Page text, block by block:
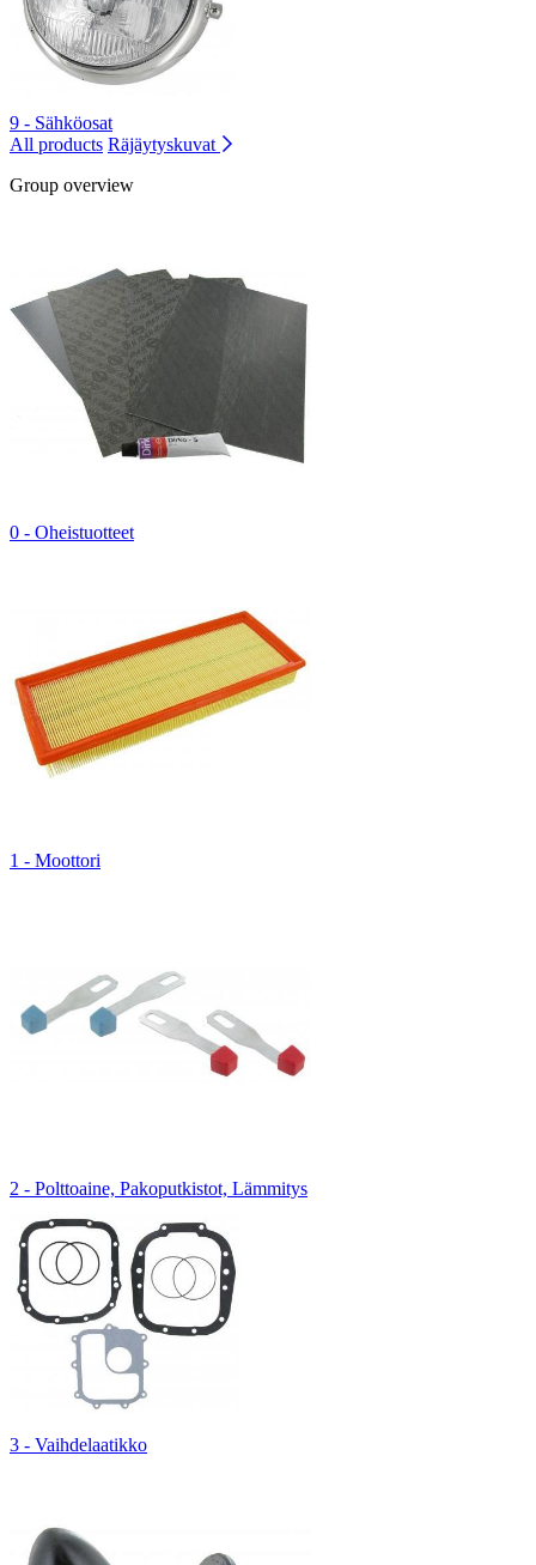
9 - Sähköosat
All products Räjäytyskuvat
Group overview
0 - Oheistuotteet
1 - Moottori
2 - Polttoaine, Pakoputkistot, Lämmitys
3 - Vaihdelaatikko